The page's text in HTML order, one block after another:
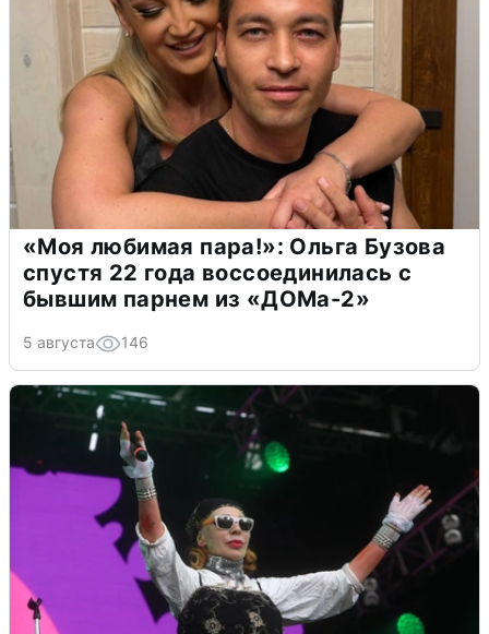
«Моя любимая пара!»: Ольга Бузова
спустя 22 года воссоединилась с
бывшим парнем из «ДОМа-2»
5 августа 146